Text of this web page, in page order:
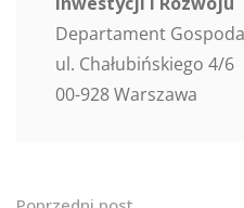
Departament
ul. Chałubińskiego 4/6
00-928 Warszawa